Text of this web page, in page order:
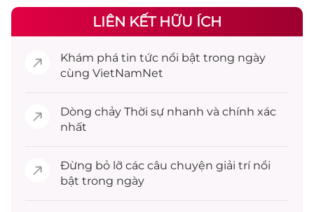
LIÊN KẾT HỮU ÍCH
Khám phá tin tức nổi bật trong ngày
cùng VietNamNet
Dòng chảy Thời sự nhanh và chính xác
nhất
Đừng bỏ lỡ các câu chuyện giải trínổi
bật trong ngày